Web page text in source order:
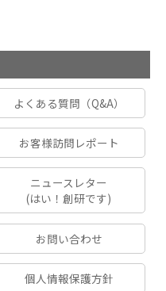
よくある質問（Q&A）
お客様訪問レポート
ニュースレター
(はい！創研です)
お問い合わせ
個人情報保護方針